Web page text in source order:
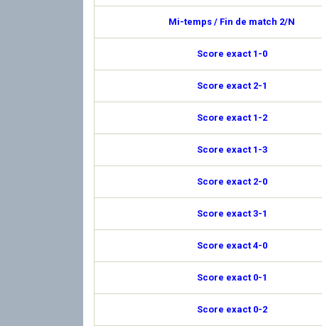
Mi-temps / Fin de match 2/N
Score exact 1-0
Score exact 2-1
Score exact 1-2
Score exact 1-3
Score exact 2-0
Score exact 3-1
Score exact 4-0
Score exact 0-1
Score exact 0-2